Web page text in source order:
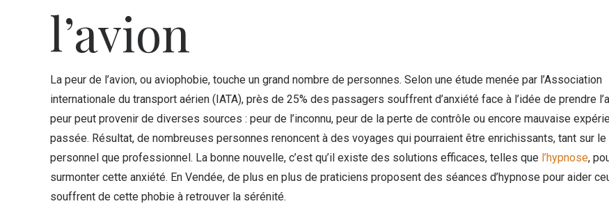
l’avion
La peur de l’avion, ou aviophobie, touche un grand nombre de personnes. Selon une étude menée par l’Association
internationale du transport aérien (IATA), près de 25% des passagers souffrent d’anxiété face à l’idée de prendre
peur peut provenir de diverses sources : peur de l’inconnu, peur de la perte de contrôle ou encore mauvaise
passée. Résultat, de nombreuses personnes renoncent à des voyages qui pourraient être enrichissants, tant sur le
personnel que professionnel. La bonne nouvelle, c’est qu’il existe des solutions efficaces, telles que l’hypnose,
surmonter cette anxiété. En Vendée, de plus en plus de praticiens proposent des séances d’hypnose pour aider
souffrent de cette phobie à retrouver la sérénité.